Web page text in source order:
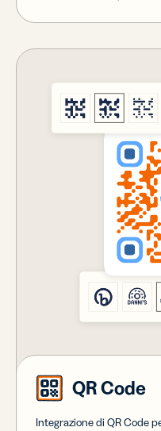
QR Code
Integrazione di QR Code